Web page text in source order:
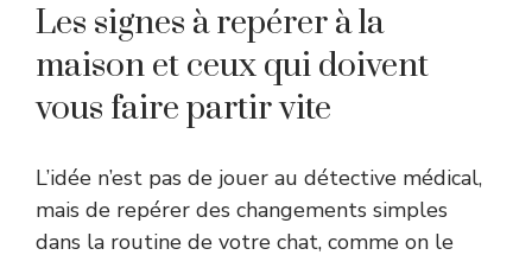
Les signes à repérer à la
maison et ceux qui doivent
vous faire partir vite
L’idée n’est pas de jouer au détective médical,
mais de repérer des changements simples
dans la routine de votre chat, comme on le